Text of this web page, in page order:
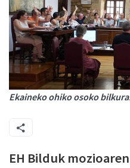
Ekaineko ohiko osoko
EH Bilduk